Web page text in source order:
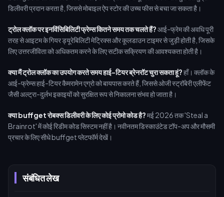
संबंधित लेख
डिलीवरी प्रदान करता है, जिससे मोबाइल ऐप स्टोर की उच्च फीस से बचा जा सकता है।
ट्रोल क्लॉक पर इनविंसिबिलिटी फ्रेम्स कितने समय तक चलते हैं?आई-फ्रेम की अवधि पूरी
तरह से आइटम के गियर ड्यूरेबिलिटी मेट्रिक्स और कूलडाउन टाइमर से जुड़ी होती है, जिसके
लिए उत्तरजीविता को अधिकतम करने के लिए सटीक सक्रियण की आवश्यकता होती है।
क्या मैं ट्रोल क्लॉक का उपयोग करते समय हाई-टियर ब्रेनरॉट चुरा सकता हूं?हाँ। क्लॉक के
आई-फ्रेम्स हाई-टियर कैमरामेन एग्रो को बायपास करते हैं, जिससे ओजी स्ट्रॉबेरी एलीफेंट
जैसी अल्ट्रा-दुर्लभ इकाइयों को सुरक्षित रूप से निकालना संभव हो जाता है।
क्या buffget रोबक्स डिलीवरी के लिए कोई प्रोमो कोड है?मई 2026 तक 'Steal a
Brainrot' में कोई रिडीम कोड सिस्टम नहीं है। नवीनतम डिस्काउंटेड टॉप-अप और मौसमी
प्रचार के लिए सीधे buffget प्लेटफॉर्म देखें।